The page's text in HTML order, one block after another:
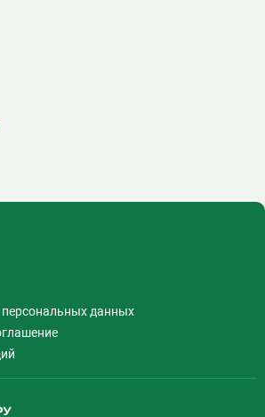
центр
14
данных